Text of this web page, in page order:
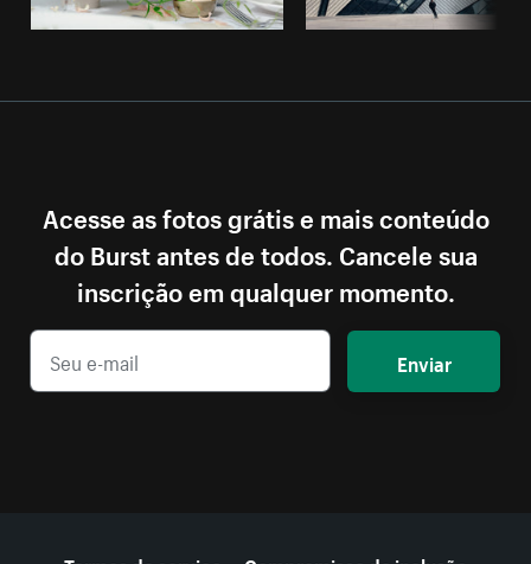
Acesse as fotos grátis e mais conteúdo
do Burst antes de todos. Cancele sua
inscrição em qualquer momento.
Enviar